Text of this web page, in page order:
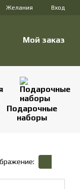
Желания Вход
Мой заказ
Подарочные
наборы